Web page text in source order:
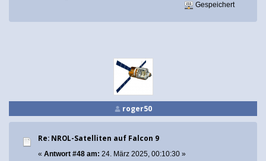
Gespeichert
roger50
Re: NROL-Satelliten auf Falcon 9
« Antwort #48 am: 24. März 2025, 00:10:30 »